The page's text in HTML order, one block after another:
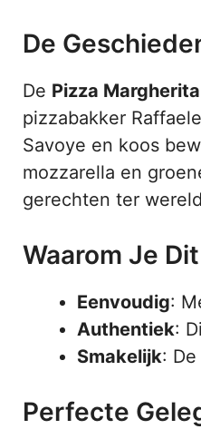
De
De Pizza Margherita
pizzabakker
Savoye en koos
mozzarella en
gerechten ter
Waarom Je
Eenvoudig:
Authentiek:
Smakelijk:
Perfecte